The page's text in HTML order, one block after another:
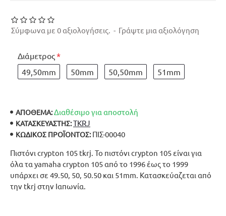
Πιστόνι crypton 105 tkrj. Το πιστόνι crypton 105 είναι για
όλα τα yamaha crypton 105 από το 1996 έως το 1999
υπάρχει σε 49.50, 50, 50.50 και 51mm. Κατασκεύαζεται από
την tkrj στην Ιαπωνία.
ΑΠΟΘΕΜΑ:Διαθέσιμο για αποστολή
ΚΑΤΑΣΚΕΥΑΣΤΉΣ:TKRJ
ΚΩΔΙΚΌΣ ΠΡΟΪΌΝΤΟΣ: ΠΙΣ-00040
Σύμφωνα με 0 αξιολογήσεις. - Γράψτε μια αξιολόγηση
Διάμετρος
49,50mm
50mm 50,50mm 51mm